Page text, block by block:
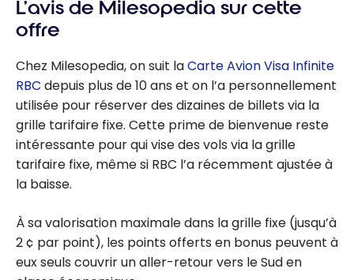
L’avis de Milesopedia sur cette
offre
Chez Milesopedia, on suit laCarte Avion Visa Infinite
RBC depuis plus de 10 ans et on l’a personnellement
utilisée pour réserver des dizaines de billets via la
grille tarifaire fixe. Cette prime de bienvenue reste
intéressante pour qui vise des vols via la grille
tarifaire fixe, même si RBC l’a récemment ajustée à
la baisse.
À sa valorisation maximale dans la grille fixe (jusqu’à
2 ¢ par point), les points offerts en bonus peuvent à
eux seuls couvrir un aller-retour vers le Sud en